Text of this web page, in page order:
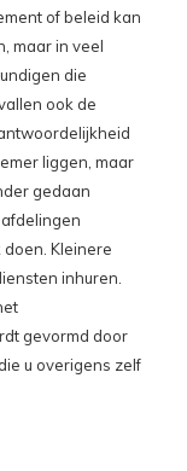
of beleid kan
maar in veel
die
ook de
liggen, maar
gedaan
Kleinere
inhuren.
gevormd door
u overigens zelf